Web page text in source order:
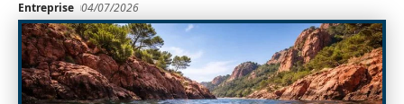
Entreprise 04/07/2026